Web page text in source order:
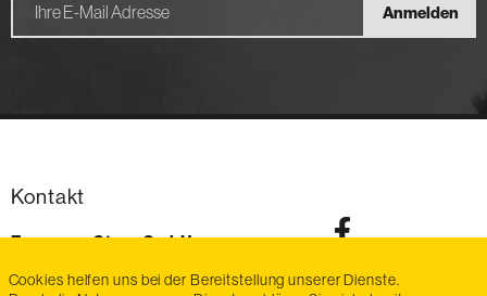
Anmelden
Kontakt
Exmanco-Steyr GmbH
4407Steyr-Gleink
Cookies helfen uns bei der Bereitstellung unserer Dienste.